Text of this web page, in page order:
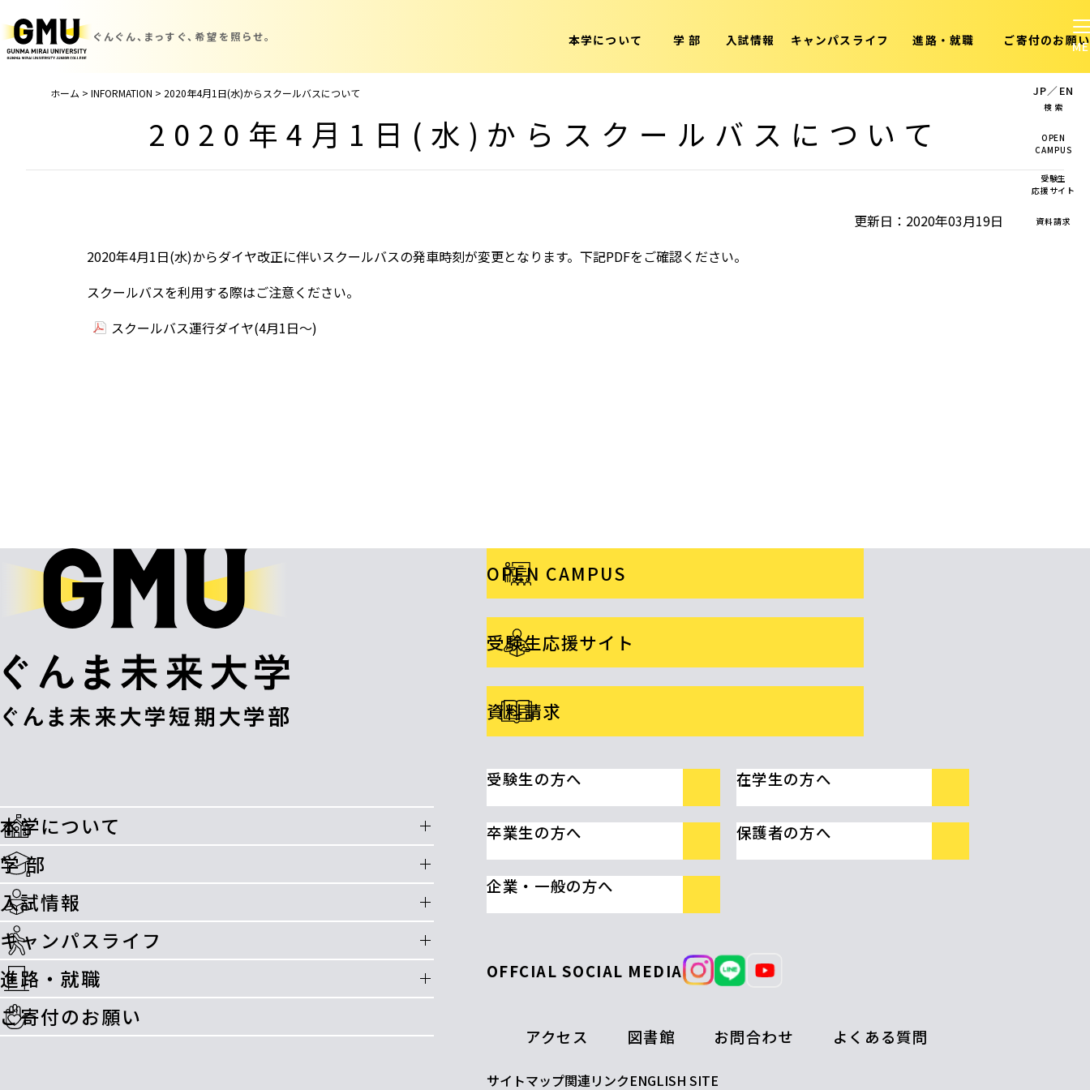
ぐんぐん、まっすぐ、 希望を照らせ。 本学について 学 部 入試情報 キャンパスライフ 進路・就職 ご寄付のお願い
ホーム > INFORMATION > 2020年4月1日(水)からスクールバスについて
2020年4月1日(水)からスクールバスについて
更新日：2020年03月19日
2020年4月1日(水)からダイヤ改正に伴いスクールバスの発車時刻が変更となります。下記PDFをご確認ください。
スクールバスを利用する際はご注意ください。
スクールバス運行ダイヤ(4月1日～)
JP／EN
検 索
OPEN
CAMPUS
受験生
応援サイト
資料請求
本学について
学 部
入試情報
キャンパスライフ
進路・就職
ご寄付のお願い
OPEN CAMPUS
受験生応援サイト
資料請求
受験生の方へ 在学生の方へ
卒業生の方へ 保護者の方へ
企業・一般の方へ
OFFCIAL SOCIAL MEDIA
アクセス 図書館 お問合わせ よくある質問
サイトマップ関連リンクENGLISH SITE